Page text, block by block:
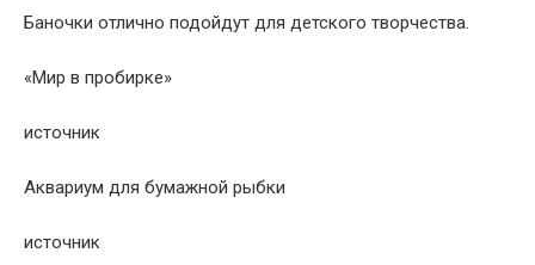
Баночки отлично подойдут для детского творчества.
«Мир в пробирке»
источник
Аквариум для бумажной рыбки
источник